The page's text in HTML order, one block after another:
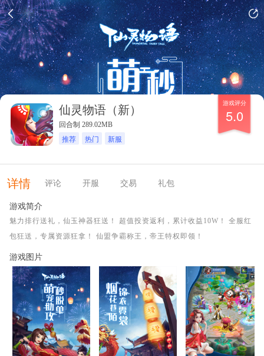
仙灵物语（新）
回合制 289.02MB
推荐 热门 新服
游戏评分
5.0
详情 评论 开服 交易 礼包
游戏简介
魅力排行送礼，仙玉神器狂送！ 超值投资返利，累计收益10W！ 全服红
包狂送，专属资源狂拿！ 仙盟争霸称王，帝王特权即领！
游戏图片